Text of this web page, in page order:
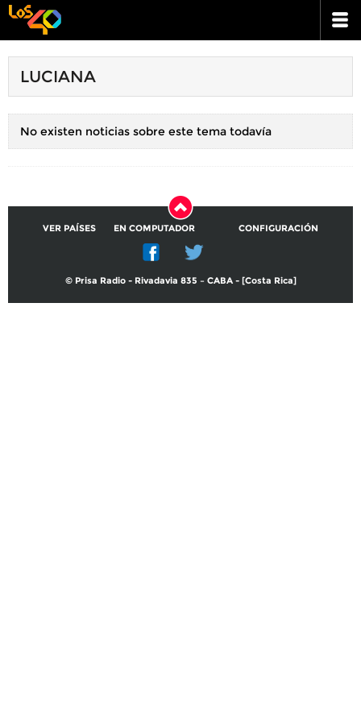
LUCIANA
No existen noticias sobre este tema todavía
VER PAÍSES EN COMPUTADOR CONFIGURACIÓN
© Prisa Radio - Rivadavia 835 – CABA - [Costa Rica]